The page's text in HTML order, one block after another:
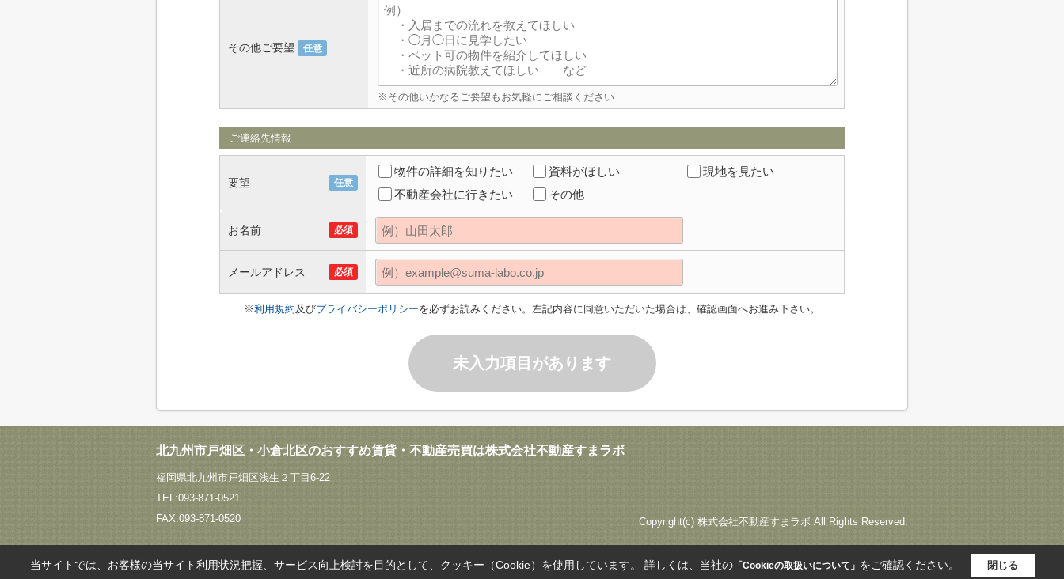
その他ご要望 任意
※その他いかなるご要望もお気軽にご相談ください
ご連絡先情報
要望 任意
物件の詳細を知りたい 資料がほしい
現地を見たい
不動産会社に行きたい
その他
お名前 必須
メールアドレス 必須
※利用規約及びプライバシーポリシーを必ずお読みください。左記内容に同意いただいた場合は、確認画面へお進み下さい。
未入力項目があります
北九州市戸畑区・小倉北区のおすすめ賃貸・不動産売買は株式会社不動産すまラボ
福岡県北九州市戸畑区浅生２丁目6-22
TEL:093-871-0521
FAX:093-871-0520
Copyright(c) 株式会社不動産すまラボ All Rights Reserved.
当サイトでは、お客様の当サイト利用状況把握、サービス向上検討を目的として、クッキー（Cookie）を使用しています。 詳しくは、当社の「Cookieの取扱いについて」 をご確認ください。 閉じる